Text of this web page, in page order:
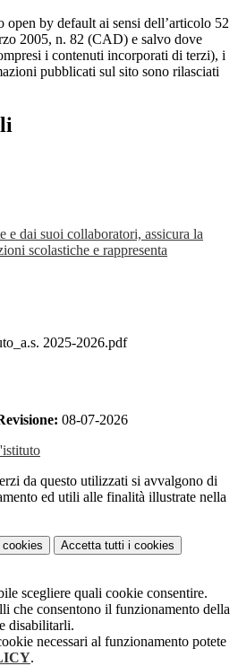
by default ai sensi dell’articolo 52
2005, n. 82 (CAD) e salvo dove
i contenuti incorporati di terzi), i
pubblicati sul sito sono rilasciati
e dai suoi collaboratori, assicura la
scolastiche e rappresenta
2025-2026.pdf
08-07-2026
da questo utilizzati si avvalgono di
ed utili alle finalità illustrate nella
cookies Accetta tutti i cookies
scegliere quali cookie consentire.
che consentono il funzionamento della
disabilitarli.
necessari al funzionamento potete
.